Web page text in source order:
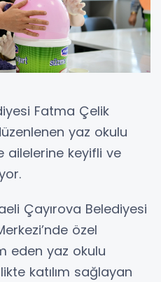
Fatma Çelik
yaz okulu
ailelerine keyifli ve
Çayırova Belediyesi
özel
eden yaz okulu
katılım sağlayan